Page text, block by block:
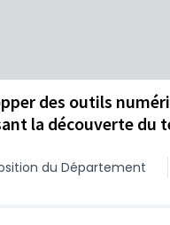
des outils
la découverte du
du Département